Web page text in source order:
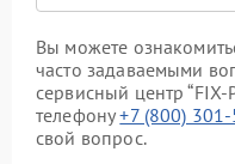
Вы можете
часто задаваемыми
сервисный центр
телефону+7 (800)
свой вопрос.